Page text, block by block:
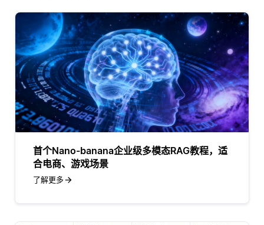
首个Nano-banana企业级多模态RAG教程，适
合电商、游戏场景
了解更多